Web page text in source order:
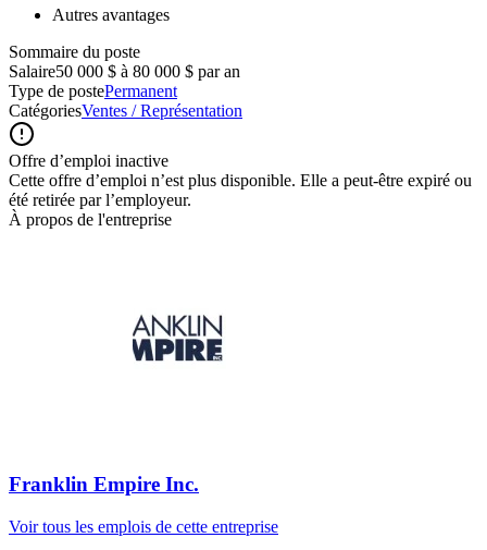
Autres avantages
Sommaire du poste
Salaire50 000 $ à 80 000 $ par an
Type de postePermanent
CatégoriesVentes / Représentation
Offre d’emploi inactive
Cette offre d’emploi n’est plus disponible. Elle a peut-être expiré ou
été retirée par l’employeur.
À propos de l'entreprise
Franklin Empire Inc.
Voir tous les emplois de cette entreprise